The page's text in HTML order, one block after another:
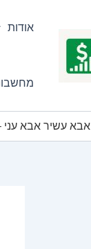
אודות
אבא עשיר אבא עני